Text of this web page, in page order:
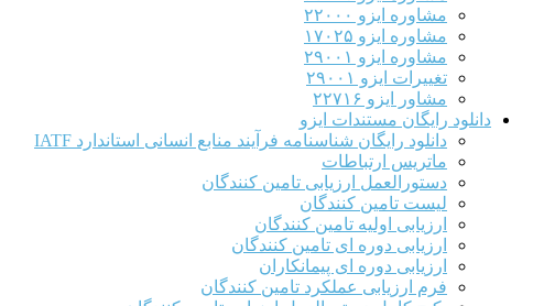
مشاوره ایزو ۲۲۰۰۰
مشاوره ایزو ۱۷۰۲۵
مشاوره ایزو ۲۹۰۰۱
تغییرات ایزو ۲۹۰۰۱
مشاور ایزو ۲۲۷۱۶
دانلود رایگان مستندات ایزو
دانلود رایگان شناسنامه فرآیند منابع انسانی استاندارد IATF
ماتریس ارتباطات
دستورالعمل ارزیابی تامین کنندگان
لیست تامین کنندگان
ارزیابی اولیه تامین کنندگان
ارزیابی دوره ای تامین کنندگان
ارزیابی دوره ای پیمانکاران
فرم ارزيابی عملکرد تامین کنندگان